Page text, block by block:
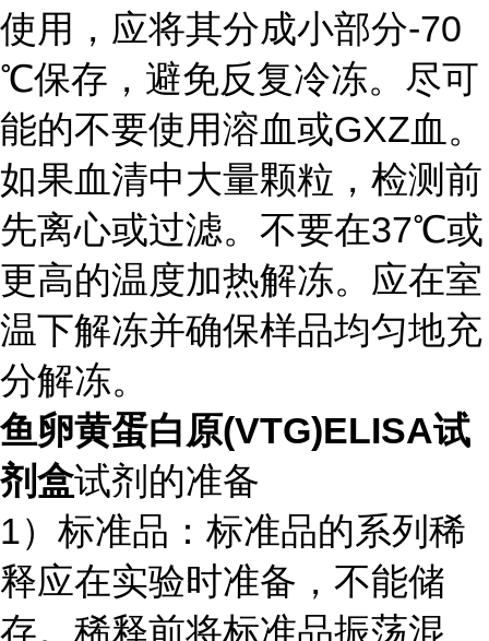
使用，应将其分成小部分-70
℃保存，避免反复冷冻。尽可
能的不要使用溶血或GXZ血。
如果血清中大量颗粒，检测前
先离心或过滤。不要在37℃或
更高的温度加热解冻。应在室
温下解冻并确保样品均匀地充
分解冻。
鱼卵黄蛋白原(VTG)ELISA试
剂盒试剂的准备
1）标准品：标准品的系列稀
释应在实验时准备，不能储
存。稀释前将标准品振荡混